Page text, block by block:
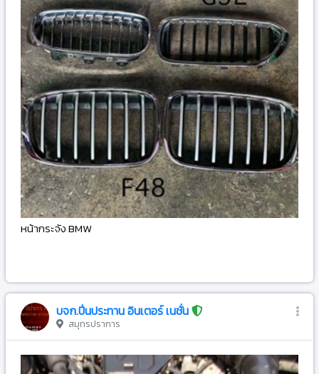
หน้ากระจัง BMW
บจก.ปิ่นประทาน อินเตอร์ เนชั่น
สมุทรปราการ